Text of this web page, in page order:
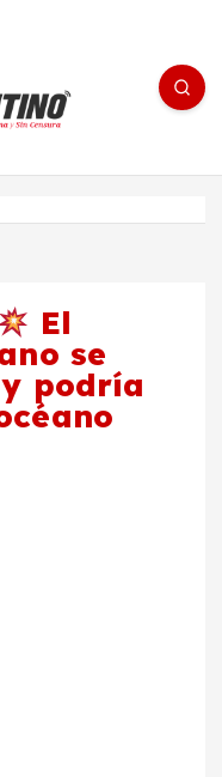
noticias/editorial
El
se
podría